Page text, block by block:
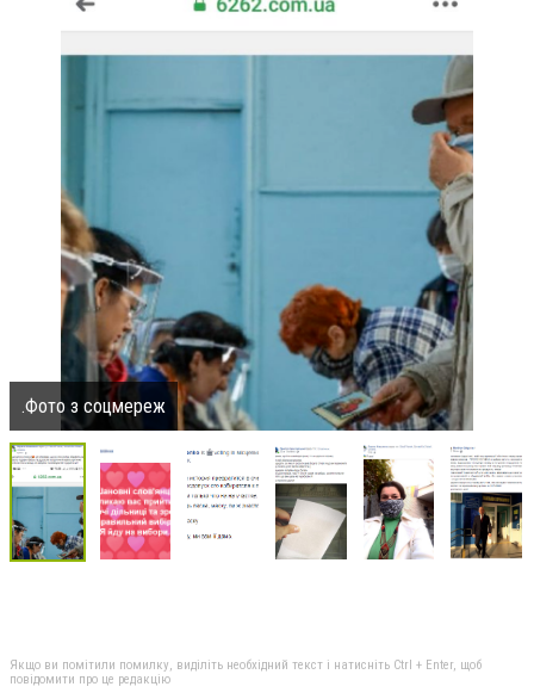
.Фото з соцмереж
Якщо ви помітили помилку, виділіть необхідний текст і натисніть Ctrl + Enter, щоб
повідомити про це редакцію